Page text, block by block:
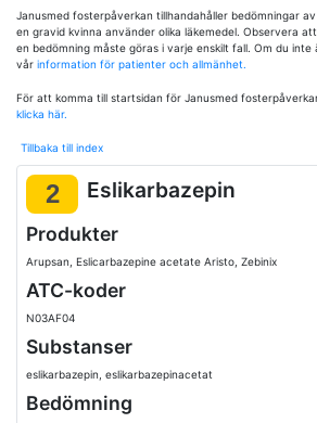
Janusmed fosterpåverkan tillhandahåller bedömningar
en gravid kvinna använder olika läkemedel. Observera
en bedömning måste göras i varje enskilt fall. Om du
vår information för patienter och allmänhet.
För att komma till startsidan för Janusmed
klicka här.
Tillbaka till index
2 Eslikarbazepin
Produkter
Arupsan, Eslicarbazepine acetate Aristo, Zebinix
ATC-koder
N03AF04
Substanser
eslikarbazepin, eslikarbazepinacetat
Bedömning